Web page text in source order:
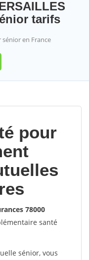
tarifs
en France
pour
78000
santé
sénior, vous